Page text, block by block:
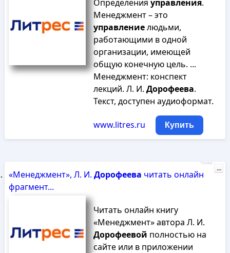
Определения управления.
Менеджмент – это
управлениелюдьми,
работающими в одной
организации, имеющей
общую конечную цель. ...
Менеджмент: конспект
лекций. Л. И. Дорофеева.
Текст, доступен аудиоформат.
www.litres.ru Купить
«Менеджмент», Л. И. Дорофеева читать онлайн
фрагмент...
Читать онлайн книгу
«Менеджмент» автора Л. И.
Дорофеевой полностью на
сайте или в приложении
Реклама
...